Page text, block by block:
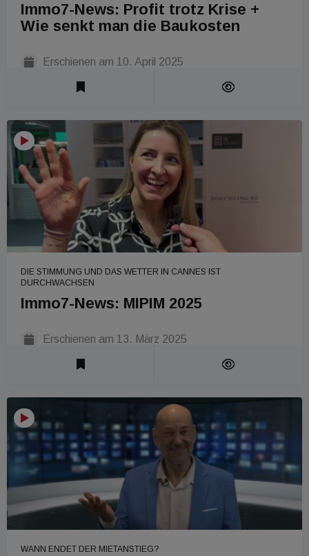
Immo7-News: Profit trotz Krise +
Wie senkt man die Baukosten
Erschienen am 10. April 2025
DIE STIMMUNG UND DAS WETTER IN CANNES IST
DURCHWACHSEN
Immo7-News: MIPIM 2025
Erschienen am 13. März 2025
WANN ENDET DER MIETANSTIEG?